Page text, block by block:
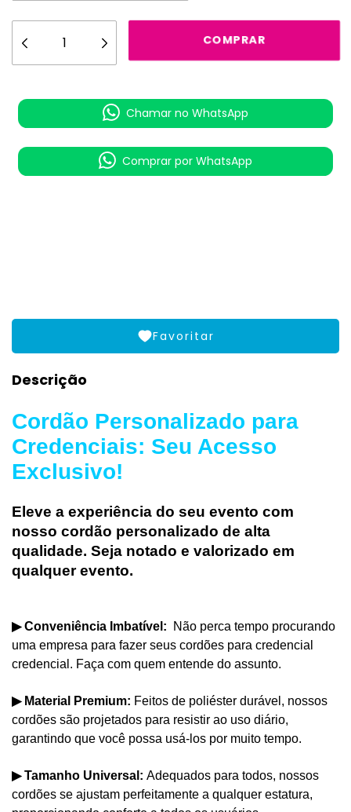
Chamar no WhatsApp
Comprar por WhatsApp
Favoritar
Descrição
Cordão Personalizado para
Credenciais: Seu Acesso
Exclusivo!
Eleve a experiência do seu evento com
nosso cordão personalizado de alta
qualidade. Seja notado e valorizado em
qualquer evento.
▶Conveniência Imbatível:
Não perca tempo procurando
uma empresa para fazer seus cordões para credencial
credencial. Faça com quem entende do assunto.
▶ Material Premium: Feitos de poliéster durável, nossos
cordões são projetados para resistir ao uso diário,
garantindo que você possa usá-los por muito tempo.
▶Tamanho Universal: Adequados para todos, nossos
cordões se ajustam perfeitamente a qualquer estatura,